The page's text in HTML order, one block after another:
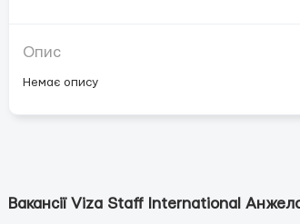
Опис
Немає опису
Вакансії Viza Staff International